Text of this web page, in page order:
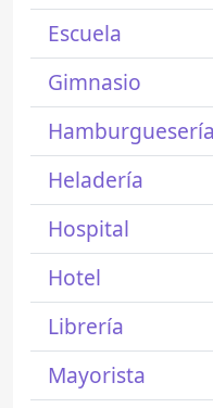
Escuela
Gimnasio
Hamburguesería
Heladería
Hospital
Hotel
Librería
Mayorista